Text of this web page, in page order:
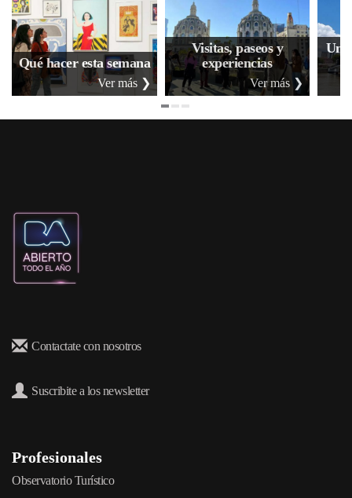
Qué hacer esta semana
Ver más ❯
Visitas, paseos y
experiencias
Ver más ❯
Contactate con nosotros
Suscribite a los newsletter
Profesionales
Observatorio Turístico